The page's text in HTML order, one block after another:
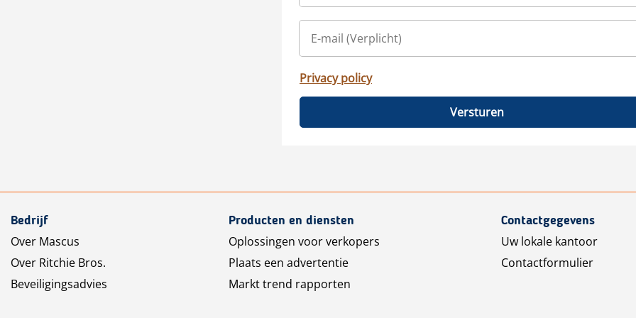
Privacy policy
Versturen
Bedrijf
Over Mascus
Over Ritchie Bros.
Beveiligingsadvies
Producten en diensten
Oplossingen voor verkopers
Plaats een advertentie
Markt trend rapporten
Contactgegevens
Uw lokale kantoor
Contactformulier